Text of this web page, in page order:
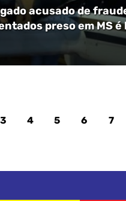
acusado de
preso em MS é
3 4 5 6 7